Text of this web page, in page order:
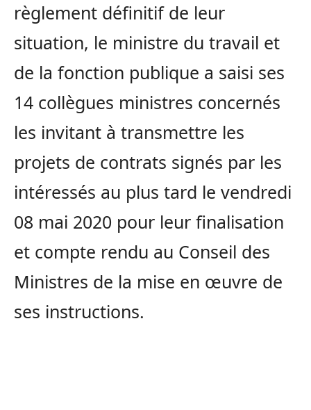
règlement définitif de leur
situation, le ministre du travail et
de la fonction publique a saisi ses
14 collègues ministres concernés
les invitant à transmettre les
projets de contrats signés par les
intéressés au plus tard le vendredi
08 mai 2020 pour leur finalisation
et compte rendu au Conseil des
Ministres de la mise en œuvre de
ses instructions.